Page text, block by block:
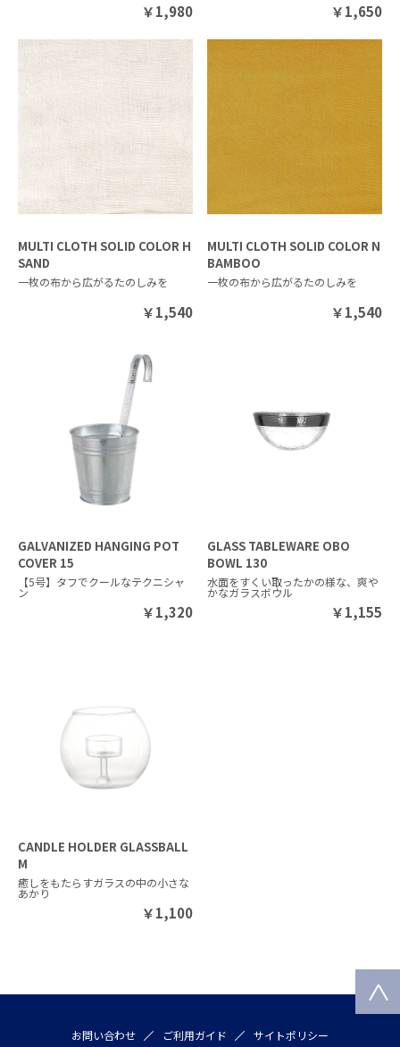
￥1,980 ￥1,650
MULTI CLOTH SOLID COLOR H
SAND
一枚の布から広がるたのしみを
￥1,540
MULTI CLOTH SOLID COLOR N
BAMBOO
一枚の布から広がるたのしみを
￥1,540
GALVANIZED HANGING POT
COVER 15
【5号】タフでクールなテクニシャ
ン
￥1,320
GLASS TABLEWARE OBO
BOWL 130
水面をすくい取ったかの様な、爽や
かなガラスボウル
￥1,155
CANDLE HOLDER GLASSBALL
M
癒しをもたらすガラスの中の小さな
あかり
￥1,100
お問い合わせ ご利用ガイド サイトポリシー